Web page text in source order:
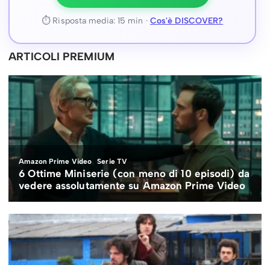
⏱ Risposta media: 15 min · Cos'è DISCOVER?
ARTICOLI PREMIUM